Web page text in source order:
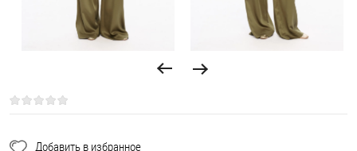
Добавить в избранное